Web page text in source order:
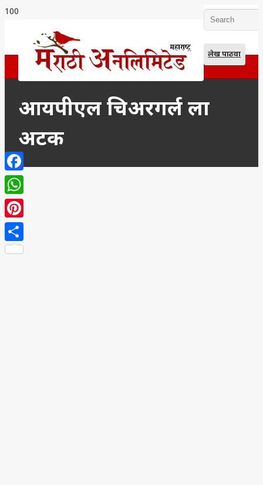
लेख पाठवा
आयपीएल चिअरगर्ल ला
अटक
Facebook
WhatsApp
Pinterest
Share